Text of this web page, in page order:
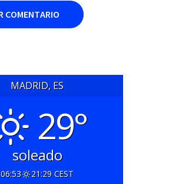
MADRID, ES
29°
soleado
06:53 21:29 CEST